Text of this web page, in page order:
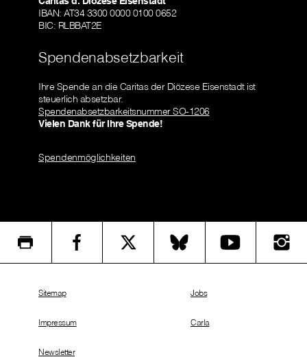
IBAN: AT34 3300 0000 0100 0652
BIC: RLBBAT2E
Spendenabsetzbarkeit
Ihre Spende an die Caritas der Diözese Eisenstadt ist
steuerlich absetzbar.
Spendenabsetzbarkeitsnummer SO-1206
Vielen Dank für Ihre Spende!
Spendenmöglichkeiten
Sitemap
Impressum
Newsletter
Jobs
Carla